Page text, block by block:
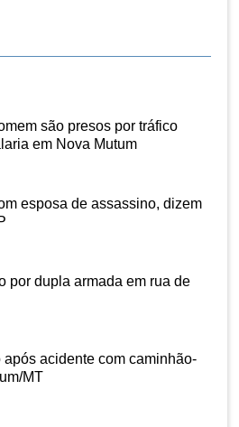
são presos por tráfico
em Nova Mutum
esposa de assassino, dizem
por dupla armada em rua de
após acidente com caminhão-
MT